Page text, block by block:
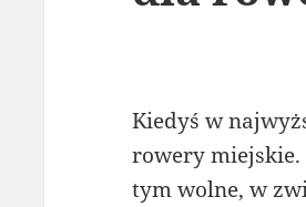
Kiedyś w
rowery miejskie.
tym wolne, w